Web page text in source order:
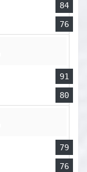
84
76
91
80
79
76